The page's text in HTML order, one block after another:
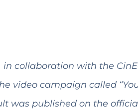
collaboration with the
video campaign called
was published on the